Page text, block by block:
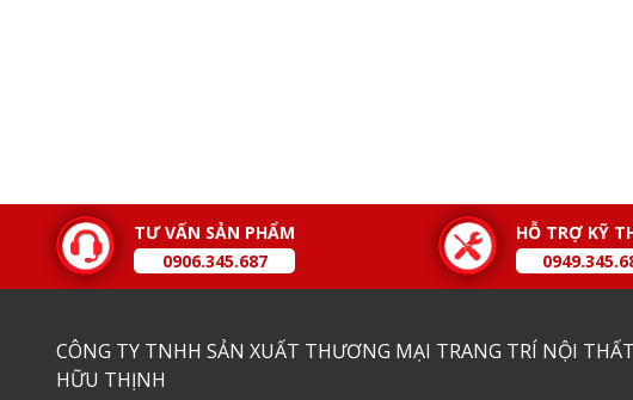
TƯ VẤN SẢN PHẨM
0906.345.687
HỖ TRỢ KỸ
CÔNG TY TNHH SẢN XUẤT THƯƠNG MẠI TRANG TRÍ NỘI THẤT
HỮU THỊNH